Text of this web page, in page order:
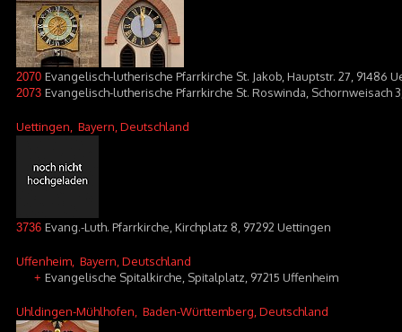
2070 Evangelisch-lutherische Pfarrkirche St. Jakob, Hauptstr. 27, 91486
2073 Evangelisch-lutherische Pfarrkirche St. Roswinda, Schornweisach
Uettingen , Bayern, Deutschland
3736 Evang.-Luth. Pfarrkirche, Kirchplatz 8, 97292 Uettingen
Uffenheim , Bayern, Deutschland
+ Evangelische Spitalkirche, Spitalplatz, 97215 Uffenheim
Uhldingen-Mühlhofen , Baden-Württemberg, Deutschland